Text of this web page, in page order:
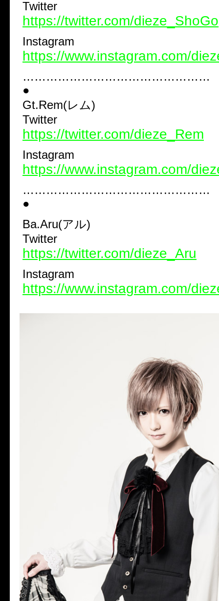
Twitter
https://twitter.com/dieze_ShoGo
Instagram
https://www.instagram.com/
…………………………………………
●
Gt.Rem(レム)
Twitter
https://twitter.com/dieze_Rem
Instagram
https://www.instagram.com/
…………………………………………
●
Ba.Aru(アル)
Twitter
https://twitter.com/dieze_Aru
Instagram
https://www.instagram.com/